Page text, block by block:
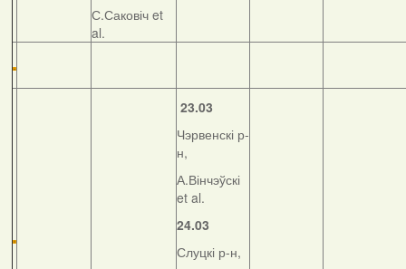
С.Саковіч et
al.
23.03
Чэрвенскі р-
н,
А.Вінчэўскі
et al.
24.03
Слуцкі р-н,